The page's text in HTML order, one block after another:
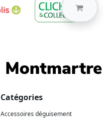
Catégories
Accessoires déguisement